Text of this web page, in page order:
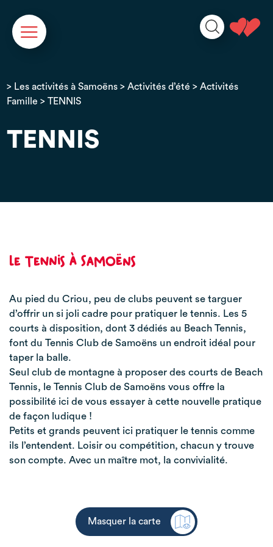
> Les activités à Samoëns >Activités d’été >Activités
Famille > TENNIS
TENNIS
Le tennis à Samoëns
Au pied du Criou, peu de clubs peuvent se targuer
d’offrir un si joli cadre pour pratiquer le tennis. Les 5
courts à disposition, dont 3 dédiés au Beach Tennis,
font du Tennis Club de Samoëns un endroit idéal pour
taper la balle.
Seul club de montagne à proposer des courts de Beach
Tennis, le Tennis Club de Samoëns vous offre la
possibilité ici de vous essayer à cette nouvelle pratique
de façon ludique !
Petits et grands peuvent ici pratiquer le tennis comme
ils l’entendent. Loisir ou compétition, chacun y trouve
son compte. Avec un maître mot, la convivialité.
Masquer la carte